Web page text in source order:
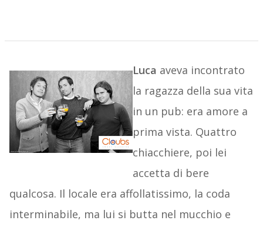
Luca aveva incontrato
la ragazza della sua vita
in un pub: era amore a
prima vista. Quattro
chiacchiere, poi lei
accetta di bere
qualcosa. Il locale era affollatissimo, la coda
interminabile, ma lui si butta nel mucchio e